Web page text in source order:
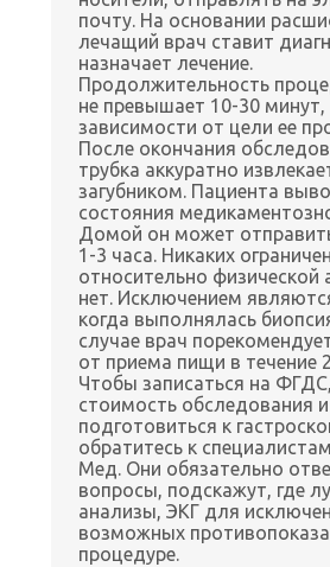
почту. На основании
лечащий врач ставит
назначает лечение.
Продолжительность
не превышает 10-30 минут,
зависимости от цели ее
После окончания
трубка аккуратно
загубником. Пациента
состояния
Домой он может
1-3 часа. Никаких
относительно физической
нет. Исключением
когда выполнялась
случае врач
от приема пищи в течение
Чтобы записаться на
стоимость обследования и
подготовиться к
обратитесь к
Мед. Они обязательно
вопросы, подскажут, где
анализы, ЭКГ для
возможных
процедуре.